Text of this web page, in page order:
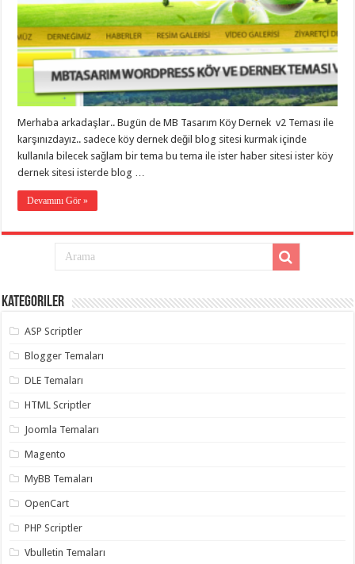
taşımacılık,
evden
taşımacılık,
gaziantep
evden
taşımacılık,
gaziantep
evden
taşımacılık,
gaziantep
taşımacılık,
gaziantep
evden
taşımacılık,
asansörlü
taşıma,
evden
taşımacılık,
organizasyon,
organizasyon,
organizasyon,
gaziantep
organizasyon,
gaziantep
organizasyon,
gaziantep
organizasyon
gaziantep
palyaço,
twitter
takipçi
hilesi
Merhaba arkadaşlar.. Bugün de MB Tasarım Köy Dernek v2 Teması ile
karşınızdayız.. sadece köy dernek değil blog sitesi kurmak içinde
kullanıla bilecek sağlam bir tema bu tema ile ister haber sitesi ister köy
dernek sitesi isterde blog …
Devamını Gör »
Kategoriler
ASP Scriptler
Blogger Temaları
DLE Temaları
HTML Scriptler
Joomla Temaları
Magento
MyBB Temaları
OpenCart
PHP Scriptler
Vbulletin Temaları